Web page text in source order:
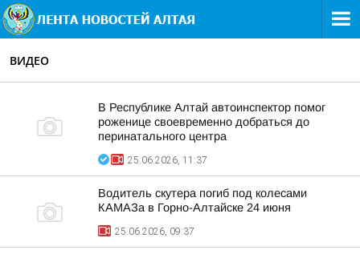
ВИДЕО
В Республике Алтай автоинспектор помог
роженице своевременно добраться до
перинатального центра
25.06.2026, 11:37
Водитель скутера погиб под колесами
КАМАЗа в Горно-Алтайске 24 июня
25.06.2026, 09:37